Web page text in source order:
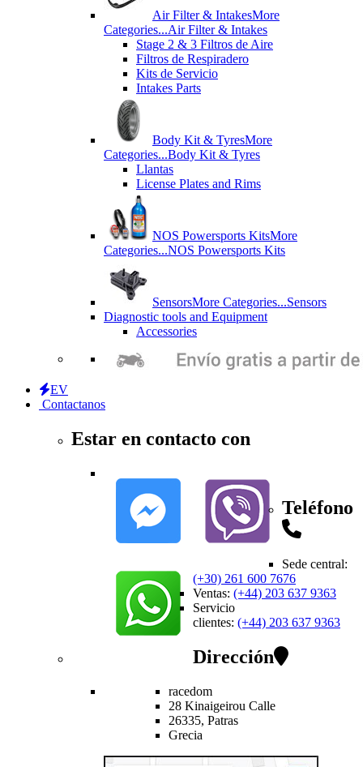
Air Filter & IntakesMore
Categories...Air Filter & Intakes
Stage 2 & 3 Filtros de Aire
Filtros de Respiradero
Kits de Servicio
Intakes Parts
Body Kit & TyresMore
Categories...Body Kit & Tyres
Llantas
License Plates and Rims
NOS Powersports KitsMore
Categories...NOS Powersports Kits
SensorsMore Categories...Sensors
Diagnostic tools and Equipment
Accessories
EV
Contactanos
Estar en contacto con
Teléfono
Sede central:
(+30) 261 600 7676
Ventas: (+44) 203 637 9363
Servicio
clientes: (+44) 203 637 9363
Dirección
racedom
28 Kinaigeirou Calle
26335, Patras
Grecia